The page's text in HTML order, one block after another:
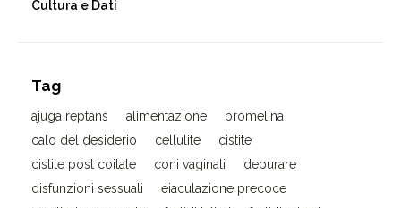
Cultura e Dati
Tag
ajuga reptans alimentazione
bromelina
calo del desiderio
cellulite
cistite
cistite post coitale
coni vaginali
depurare
disfunzioni sessuali
eiaculazione precoce